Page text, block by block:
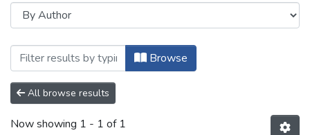
Browsing Maestría en Gerencia de
Browse
All browse results
Now showing 1 - 1 of 1